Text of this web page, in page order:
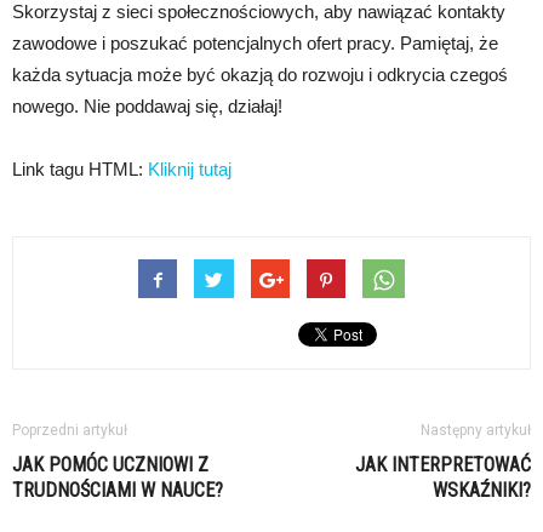
Skorzystaj z sieci społecznościowych, aby nawiązać kontakty
zawodowe i poszukać potencjalnych ofert pracy. Pamiętaj, że
każda sytuacja może być okazją do rozwoju i odkrycia czegoś
nowego. Nie poddawaj się, działaj!
Link tagu HTML: Kliknij tutaj
Poprzedni artykuł
JAK POMÓC UCZNIOWI Z
TRUDNOŚCIAMI W NAUCE?
Następny artykuł
JAK INTERPRETOWAĆ
WSKAŹNIKI?